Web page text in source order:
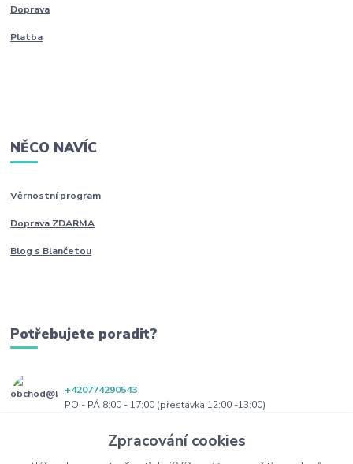
Doprava
Platba
NĚCO NAVÍC
Věrnostní program
Doprava ZDARMA
Blog s Blančetou
Potřebujete poradit?
+420774290543
PO - PÁ 8:00 - 17:00 (přestávka 12:00 -13:00)
obchod@blanceta.czZpracování cookies